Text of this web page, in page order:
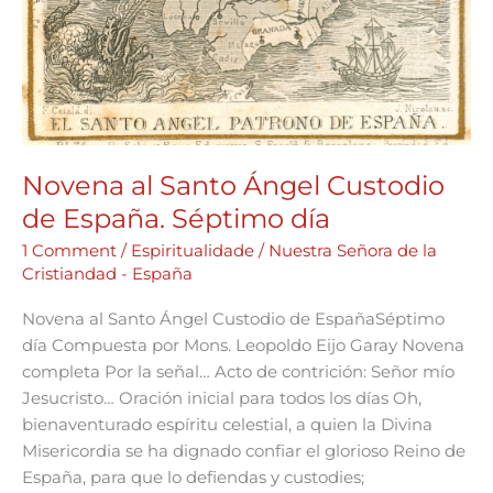
Novena al Santo Ángel Custodio
de España. Séptimo día
1 Comment / Espiritualidade / Nuestra Señora de la
Cristiandad - España
Novena al Santo Ángel Custodio de EspañaSéptimo
día Compuesta por Mons. Leopoldo Eijo Garay Novena
completa Por la señal… Acto de contrición: Señor mío
Jesucristo… Oración inicial para todos los días Oh,
bienaventurado espíritu celestial, a quien la Divina
Misericordia se ha dignado confiar el glorioso Reino de
España, para que lo defiendas y custodies;